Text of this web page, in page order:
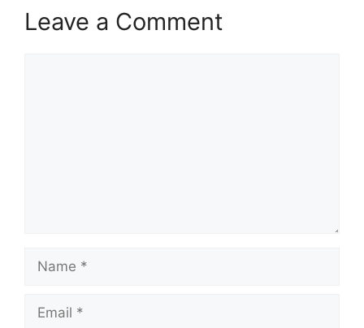
Leave a Comment
Name
Email